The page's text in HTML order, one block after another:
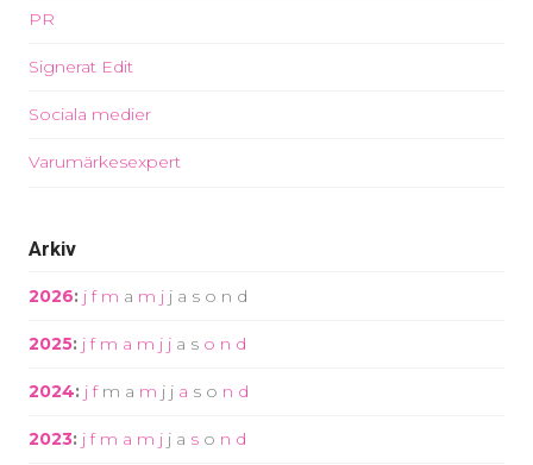
PR
Signerat Edit
Sociala medier
Varumärkesexpert
Arkiv
2026: j f m a m j j a s o n d
2025: j f m a m j j a s o n d
2024: j f m a m j j a s o n d
2023: j f m a m j j a s o n d